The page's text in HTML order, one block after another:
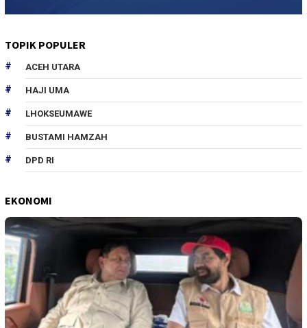
TOPIK POPULER
ACEH UTARA
HAJI UMA
LHOKSEUMAWE
BUSTAMI HAMZAH
DPD RI
EKONOMI